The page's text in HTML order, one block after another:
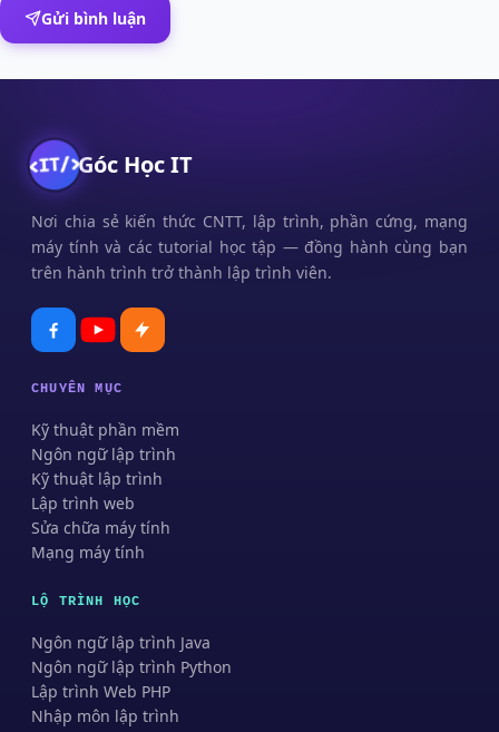
Gửi bình luận
Góc Học IT
Nơi chia sẻ kiến thức CNTT, lập trình, phần cứng, mạng
máy tính và các tutorial học tập — đồng hành cùng bạn
trên hành trình trở thành lập trình viên.
CHUYÊN MỤC
Kỹ thuật phần mềm
Ngôn ngữ lập trình
Kỹ thuật lập trình
Lập trình web
Sửa chữa máy tính
Mạng máy tính
LỘ TRÌNH HỌC
Ngôn ngữ lập trình Java
Ngôn ngữ lập trình Python
Lập trình Web PHP
Nhập môn lập trình